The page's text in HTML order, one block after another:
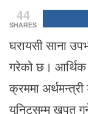
44
SHARES
घरायसी साना
गरेको छ।
क्रममा
युनिटसम्म खपत